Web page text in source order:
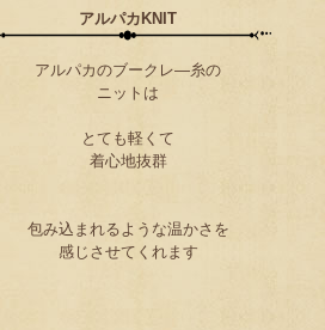
アルパカKNIT
アルパカのブークレ―糸の
ニットは
とても軽くて
着心地抜群
包み込まれるような温かさを
感じさせてくれます